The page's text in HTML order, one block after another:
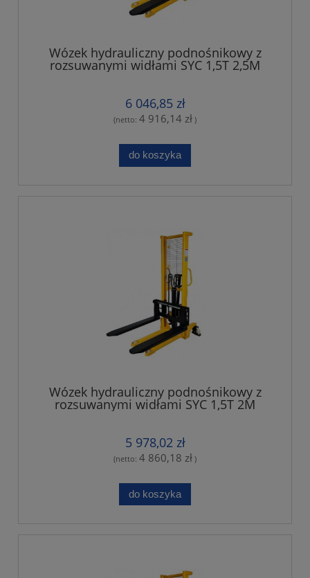
Wózek hydrauliczny podnośnikowy z
rozsuwanymi widłami SYC 1,5T 2,5M
6 046,85 zł
(netto: 4 916,14 zł )
do koszyka
Wózek hydrauliczny podnośnikowy z
rozsuwanymi widłami SYC 1,5T 2M
5 978,02 zł
(netto: 4 860,18 zł )
do koszyka